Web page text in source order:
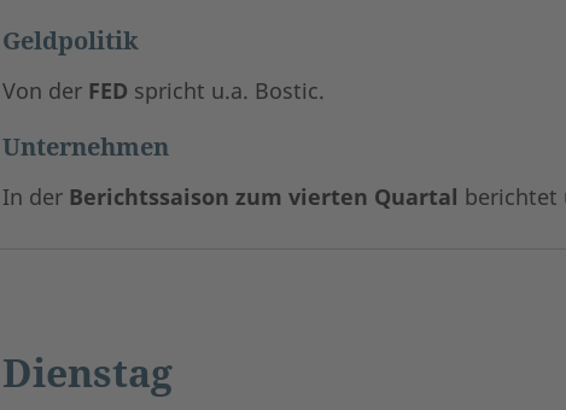
Geldpolitik
Von der FED spricht u.a. Bostic.
Unternehmen
In der Berichtssaison zum vierten Quartal berichtet
Dienstag